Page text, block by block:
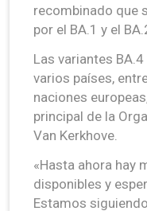
recombinado que
por el BA.1 y el
Las variantes
varios países,
naciones
principal de la
Van Kerkhove.
«Hasta ahora hay
disponibles y
Estamos